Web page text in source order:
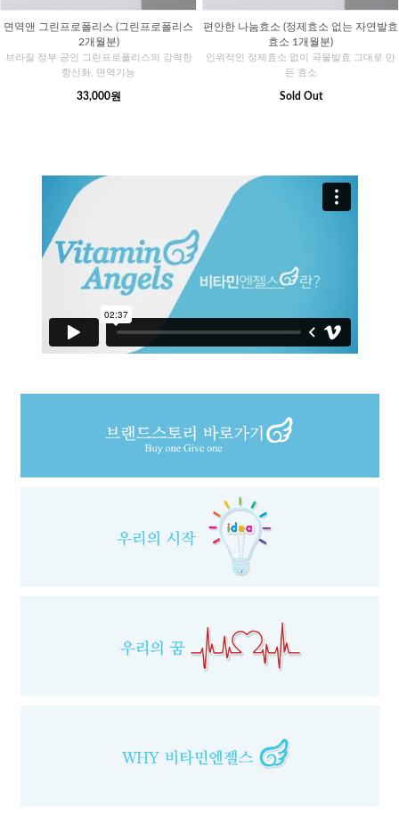
면역앤 그린프로폴리스 (그린프로폴리스
2개월분)
브라질 정부 공인 그린프로폴리스의 강력한
항산화, 면역기능
33,000원
편안한 나눔효소 (정제효소 없는 자연발효
효소 1개월분)
인위적인 정제효소 없이 곡물발효 그대로 만
든 효소
Sold Out